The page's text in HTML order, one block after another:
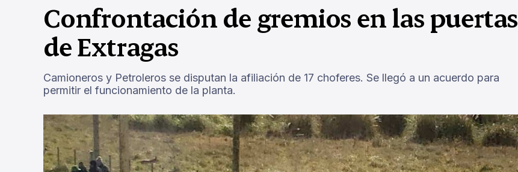
Confrontación de gremios en las puertas
de Extragas
Camioneros y Petroleros se disputan la afiliación de 17 choferes. Se llegó a un acuerdo para
permitir el funcionamiento de la planta.